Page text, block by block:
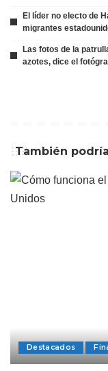
El líder no electo de
migrantes
Las fotos de la
azotes, dice el
También
Destacados